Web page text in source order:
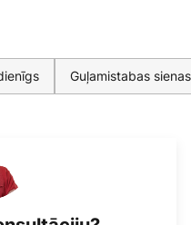
Guļamistabas